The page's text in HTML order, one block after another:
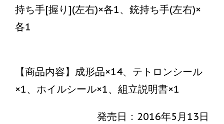
持ち手[握り](左右)×各1、銃持ち手(左右)×
各1
【商品内容】成形品×14、テトロンシール
×1、ホイルシール×1、組立説明書×1
発売日：2016年5月13日